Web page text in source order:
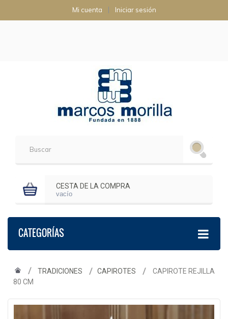
Mi cuenta Iniciar sesión
CESTA DE LA COMPRA
vacío
CATEGORÍAS
TRADICIONES CAPIROTES
CAPIROTE REJILLA
80 CM